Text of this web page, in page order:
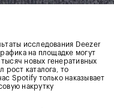
исследования Deezer
на площадке могут
новых генеративных
рост каталога, то
Spotify только наказывает
накрутку